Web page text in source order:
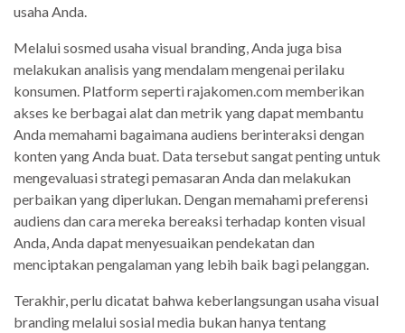
usaha Anda.
Melalui sosmed usaha visual branding, Anda juga bisa
melakukan analisis yang mendalam mengenai perilaku
konsumen. Platform seperti rajakomen.com memberikan
akses ke berbagai alat dan metrik yang dapat membantu
Anda memahami bagaimana audiens berinteraksi dengan
konten yang Anda buat. Data tersebut sangat penting untuk
mengevaluasi strategi pemasaran Anda dan melakukan
perbaikan yang diperlukan. Dengan memahami preferensi
audiens dan cara mereka bereaksi terhadap konten visual
Anda, Anda dapat menyesuaikan pendekatan dan
menciptakan pengalaman yang lebih baik bagi pelanggan.
Terakhir, perlu dicatat bahwa keberlangsungan usaha visual
branding melalui sosial media bukan hanya tentang